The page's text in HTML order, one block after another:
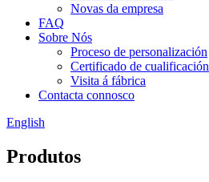
Novas da empresa
FAQ
Sobre Nós
Proceso de personalización
Certificado de cualificación
Visita á fábrica
Contacta connosco
English
Produtos